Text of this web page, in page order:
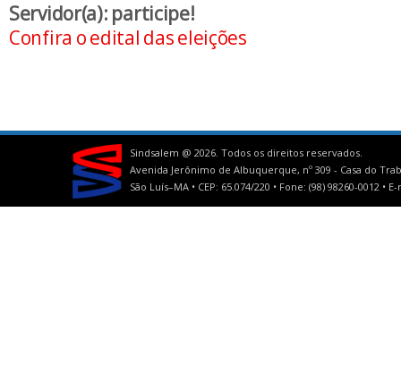
Servidor(a): participe!
Confira o edital das eleições
Sindsalem @ 2026. Todos os direitos reservados.
Avenida Jerônimo de Albuquerque, nº 309 - Casa do
São Luís–MA • CEP: 65.074/220 • Fone: (98) 98260-0012